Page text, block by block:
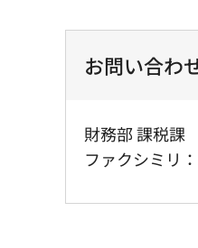
お問い合わ
財務部 課税課
ファクシミリ